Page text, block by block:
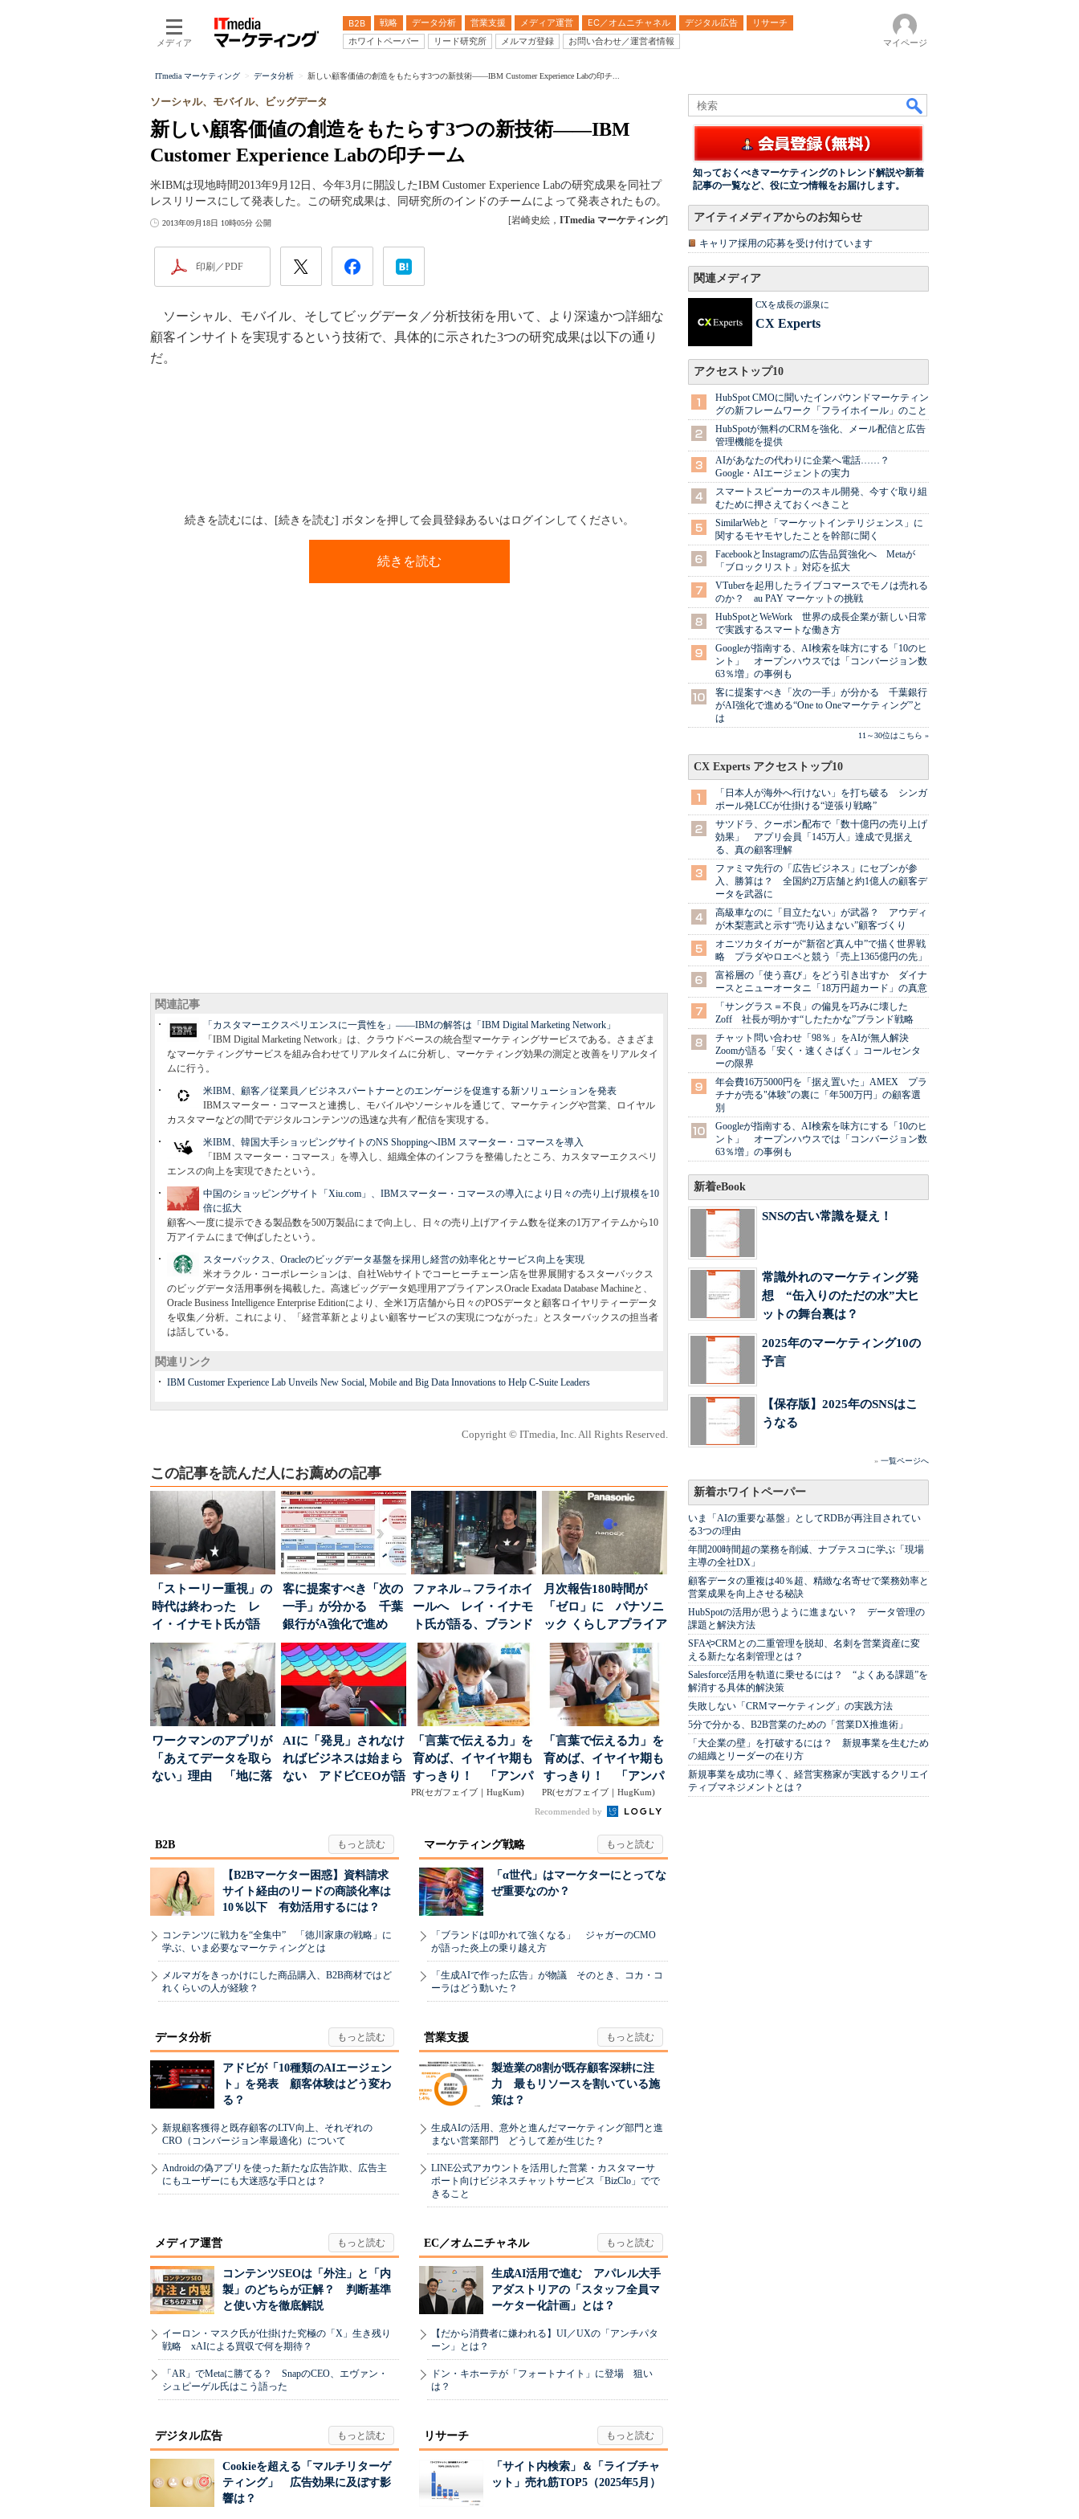
メディア
B2B 戦略 データ分析 営業支援 メディア運営 EC／オムニチャネル デジタル広告
リサーチ
ホワイトペーパー
リード研究所 メルマガ登録 お問い合わせ／運営者情報 マイページ
ITmedia マーケティング データ分析 新しい顧客価値の創造をもたらす3つの新技術――IBM Customer Experience Labの印チ...
新しい顧客価値の創造をもたらす3つの新技術――IBM
Customer Experience Labの印チーム
ソーシャル、モバイル、ビッグデータ
米IBMは現地時間2013年9月12日、今年3月に開設したIBM Customer Experience Labの研究成果を同社プ
レスリリースにして発表した。この研究成果は、同研究所のインドのチームによって発表されたもの。
2013年09月18日 10時05分 公開 [岩崎史絵， ITmedia マーケティング]
印刷／PDF
ソーシャル、モバイル、そしてビッグデータ／分析技術を用いて、より深遠かつ詳細な
顧客インサイトを実現するという技術で、具体的に示された3つの研究成果は以下の通り
だ。
続きを読むには、[続きを読む] ボタンを押して会員登録あるいはログインしてください。
続きを読む
関連記事
「カスタマーエクスペリエンスに一貫性を」――IBMの解答は「IBM Digital Marketing Network」
「IBM Digital Marketing Network」は、クラウドベースの統合型マーケティングサービスである。さまざま
なマーケティングサービスを組み合わせてリアルタイムに分析し、マーケティング効果の測定と改善をリアルタイ
ムに行う。
米IBM、顧客／従業員／ビジネスパートナーとのエンゲージを促進する新ソリューションを発表
IBMスマーター・コマースと連携し、モバイルやソーシャルを通じて、マーケティングや営業、ロイヤル
カスタマーなどの間でデジタルコンテンツの迅速な共有／配信を実現する。
米IBM、韓国大手ショッピングサイトのNS ShoppingへIBM スマーター・コマースを導入
「IBM スマーター・コマース」を導入し、組織全体のインフラを整備したところ、カスタマーエクスペリ
エンスの向上を実現できたという。
中国のショッピングサイト「Xiu.com」、IBMスマーター・コマースの導入により日々の売り上げ規模を10
倍に拡大
顧客へ一度に提示できる製品数を500万製品にまで向上し、日々の売り上げアイテム数を従来の1万アイテムから10
万アイテムにまで伸ばしたという。
スターバックス、Oracleのビッグデータ基盤を採用し経営の効率化とサービス向上を実現
米オラクル・コーポレーションは、自社Webサイトでコーヒーチェーン店を世界展開するスターバックス
のビッグデータ活用事例を掲載した。高速ビッグデータ処理用アプライアンスOracle Exadata Database Machineと、
Oracle Business Intelligence Enterprise Editionにより、全米1万店舗から日々のPOSデータと顧客ロイヤリティーデータ
を収集／分析。これにより、「経営革新とよりよい顧客サービスの実現につながった」とスターバックスの担当者
は話している。
関連リンク
IBM Customer Experience Lab Unveils New Social, Mobile and Big Data Innovations to Help C-Suite Leaders
Copyright © ITmedia, Inc. All Rights Reserved.
この記事を読んだ人にお薦めの記事
「ストーリー重視」の
時代は終わった レ
イ・イナモト氏が語
る、信頼を軸にしたブ
ラン...
客に提案すべき「次の
一手」が分かる 千葉
銀行がA強化で進め
る“One to On...
ファネル→フライホイ
ールへ レイ・イナモ
ト氏が語る、ブランド
が「信頼」を得るた
め...
月次報告180時間が
「ゼロ」に パナソニ
ック くらしアプライア
ンス社が挑んだVo...
ワークマンのアプリが
「あえてデータを取ら
ない」理由 「地に落
AIに「発見」されなけ
ればビジネスは始まら
ない アドビCEOが語
「言葉で伝える力」を
育めば、イヤイヤ期も
すっきり！ 「アンパ
ンマン ことばずかん...
PR(セガフェイブ｜HugKum)
「言葉で伝える力」を
育めば、イヤイヤ期も
すっきり！ 「アンパ
ンマン ことばずかん...
PR(セガフェイブ｜HugKum)
Recommended by
B2B
【B2Bマーケター困惑】資料請求
サイト経由のリードの商談化率は
10％以下 有効活用するには？
コンテンツに戦力を“全集中” 「徳川家康の戦略」に
学ぶ、いま必要なマーケティングとは
メルマガをきっかけにした商品購入、B2B商材ではど
れくらいの人が経験？
マーケティング戦略
「α世代」はマーケターにとってな
ぜ重要なのか？
「ブランドは叩かれて強くなる」 ジャガーのCMO
が語った炎上の乗り越え方
「生成AIで作った広告」が物議 そのとき、コカ・コ
ーラはどう動いた？
データ分析
アドビが「10種類のAIエージェン
ト」を発表 顧客体験はどう変わ
る？
新規顧客獲得と既存顧客のLTV向上、それぞれの
CRO（コンバージョン率最適化）について
Androidの偽アプリを使った新たな広告詐欺、広告主
にもユーザーにも大迷惑な手口とは？
営業支援
製造業の8割が既存顧客深耕に注
力 最もリソースを割いている施
策は？
生成AIの活用、意外と進んだマーケティング部門と進
まない営業部門 どうして差が生じた？
LINE公式アカウントを活用した営業・カスタマーサ
ポート向けビジネスチャットサービス「BizClo」でで
きること
メディア運営
コンテンツSEOは「外注」と「内
製」のどちらが正解？ 判断基準
と使い方を徹底解説
イーロン・マスク氏が仕掛けた究極の「X」生き残り
戦略 xAIによる買収で何を期待？
「AR」でMetaに勝てる？ SnapのCEO、エヴァン・
シュピーゲル氏はこう語った
EC／オムニチャネル
生成AI活用で進む アパレル大手
アダストリアの「スタッフ全員マ
ーケター化計画」とは？
【だから消費者に嫌われる】UI／UXの「アンチパタ
ーン」とは？
ドン・キホーテが「フォートナイト」に登場 狙い
は？
デジタル広告
Cookieを超える「マルチリターゲ
ティング」 広告効果に及ぼす影
響は？
リサーチ
「サイト内検索」＆「ライブチャ
ット」売れ筋TOP5（2025年5月）
知っておくべきマーケティングのトレンド解説や新着
記事の一覧など、役に立つ情報をお届けします。
アイティメディアからのお知らせ
キャリア採用の応募を受け付けています
関連メディア
CXを成長の源泉に
CX Experts
アクセストップ10
HubSpot CMOに聞いたインバウンドマーケティン
グの新フレームワーク「フライホイール」のこと
HubSpotが無料のCRMを強化、メール配信と広告
管理機能を提供
AIがあなたの代わりに企業へ電話……？
Google・AIエージェントの実力
スマートスピーカーのスキル開発、今すぐ取り組
むために押さえておくべきこと
SimilarWebと「マーケットインテリジェンス」に
関するモヤモヤしたことを幹部に聞く
FacebookとInstagramの広告品質強化へ Metaが
「ブロックリスト」対応を拡大
VTuberを起用したライブコマースでモノは売れる
のか？ au PAY マーケットの挑戦
HubSpotとWeWork 世界の成長企業が新しい日常
で実践するスマートな働き方
Googleが指南する、AI検索を味方にする「10のヒ
ント」 オープンハウスでは「コンバージョン数
63％増」の事例も
客に提案すべき「次の一手」が分かる 千葉銀行
がAI強化で進める“One to Oneマーケティング”と
は
11～30位はこちら »
CX Experts アクセストップ10
「日本人が海外へ行けない」を打ち破る シンガ
ポール発LCCが仕掛ける“逆張り戦略”
サツドラ、クーポン配布で「数十億円の売り上げ
効果」 アプリ会員「145万人」達成で見据え
る、真の顧客理解
ファミマ先行の「広告ビジネス」にセブンが参
入、勝算は？ 全国約2万店舗と約1億人の顧客デ
ータを武器に
高級車なのに「目立たない」が武器？ アウディ
が木梨憲武と示す“売り込まない”顧客づくり
オニツカタイガーが“新宿ど真ん中”で描く世界戦
略 プラダやロエベと競う「売上1365億円の先」
富裕層の「使う喜び」をどう引き出すか ダイナ
ースとニューオータニ「18万円超カード」の真意
「サングラス＝不良」の偏見を巧みに壊した
Zoff 社長が明かす“したたかな”ブランド戦略
チャット問い合わせ「98％」をAIが無人解決
Zoomが語る「安く・速くさばく」コールセンタ
ーの限界
年会費16万5000円を「据え置いた」AMEX プラ
チナが売る"体験"の裏に「年500万円」の顧客選
別
Googleが指南する、AI検索を味方にする「10のヒ
ント」 オープンハウスでは「コンバージョン数
63％増」の事例も
新着eBook
SNSの古い常識を疑え！
常識外れのマーケティング発
想 “缶入りのただの水”大ヒ
ットの舞台裏は？
2025年のマーケティング10の
予言
【保存版】2025年のSNSはこ
うなる
» 一覧ページへ
新着ホワイトペーパー
いま「AIの重要な基盤」としてRDBが再注目されてい
る3つの理由
年間200時間超の業務を削減、ナブテスコに学ぶ「現場
主導の全社DX」
顧客データの重複は40％超、精緻な名寄せで業務効率と
営業成果を向上させる秘訣
HubSpotの活用が思うように進まない？ データ管理の
課題と解決方法
SFAやCRMとの二重管理を脱却、名刺を営業資産に変
える新たな名刺管理とは？
Salesforce活用を軌道に乗せるには？ “よくある課題”を
解消する具体的解決策
失敗しない「CRMマーケティング」の実践方法
5分で分かる、B2B営業のための「営業DX推進術」
「大企業の壁」を打破するには？ 新規事業を生むため
の組織とリーダーの在り方
新規事業を成功に導く、経営実務家が実践するクリエイ
ティブマネジメントとは？